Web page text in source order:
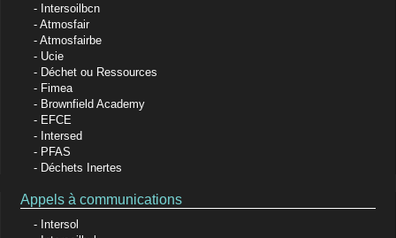
Intersoilbcn
Atmosfair
Atmosfairbe
Ucie
Déchet ou Ressources
Fimea
Brownfield Academy
EFCE
Intersed
PFAS
Déchets Inertes
Appels à communications
Intersol